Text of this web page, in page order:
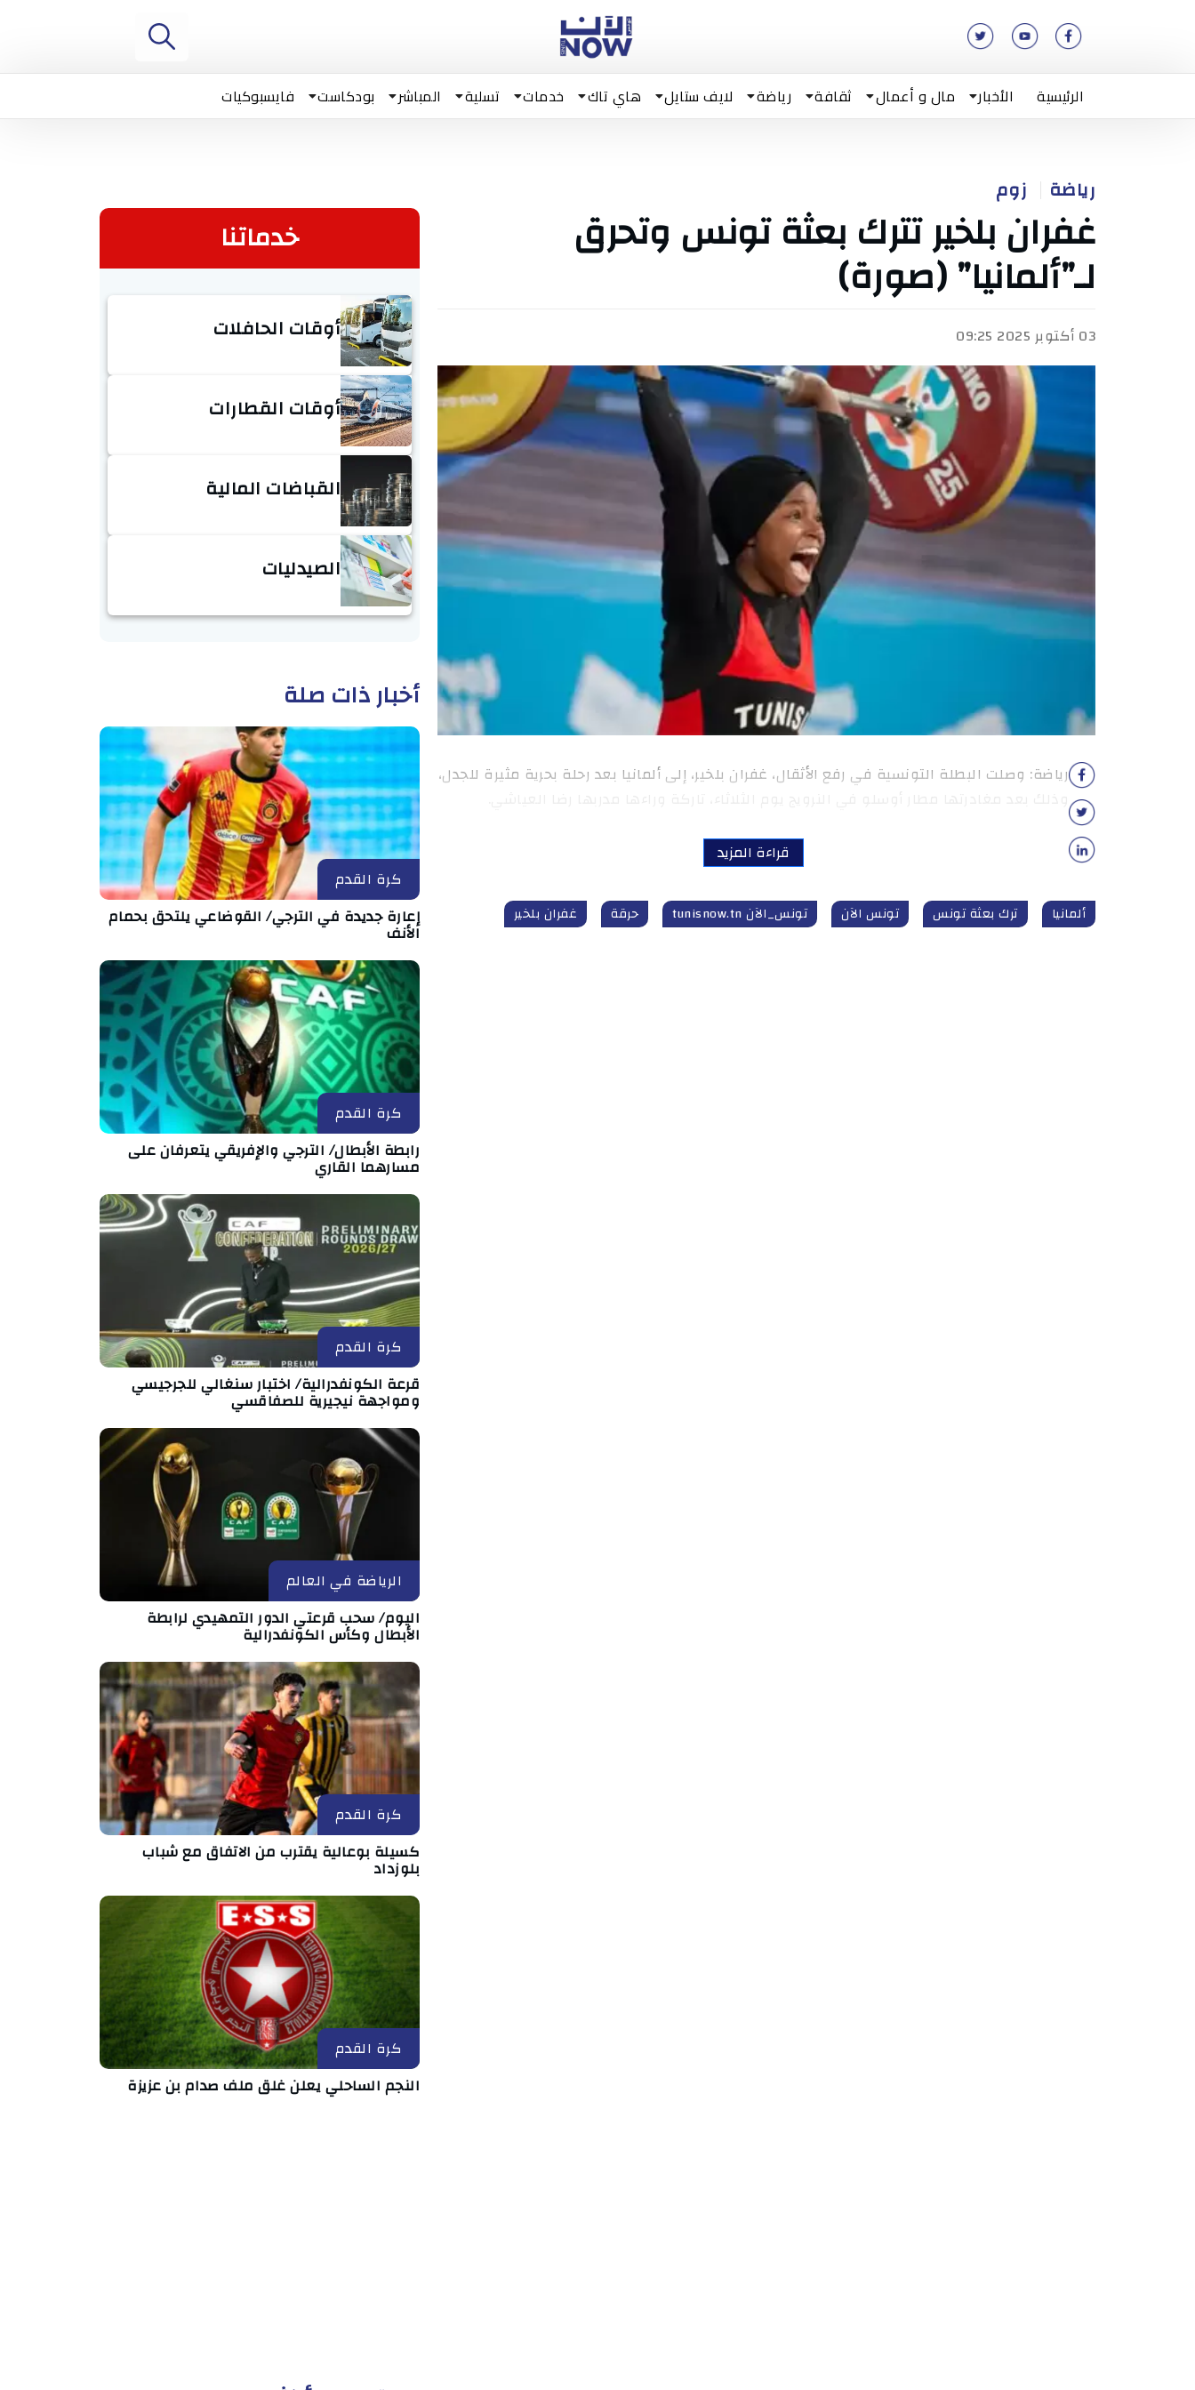
الرئيسية الأخبار مال و أعمال ثقافة رياضة لايف ستايل هاي تاك خدمات تسلية المباشر بودكاست فايسبوكيات
رياضة زوم
غفران بلخير تترك بعثة تونس وتحرق
لـ”ألمانيا” (صورة)
03 أكتوبر 2025 09:25
رياضة: وصلت البطلة التونسية في رفع الأثقال، غفران بلخير، إلى ألمانيا بعد رحلة بحرية مثيرة للجدل،
قراءة المزيد
ألمانيا ترك بعثة تونس تونس الآن تونس_الآن tunisnow.tn حرقة غفران بلخير
خدماتنا
أوقات الحافلات
أوقات القطارات
القباضات المالية
الصيدليات
أخبار ذات صلة
كرة القدم
إعارة جديدة في الترجي/ القوضاعي يلتحق بحمام
الأنف
كرة القدم
رابطة الأبطال/ الترجي والإفريقي يتعرفان على
مسارهما القاري
كرة القدم
قرعة الكونفدرالية/ اختبار سنغالي للجرجيسي
ومواجهة نيجيرية للصفاقسي
الرياضة في العالم
اليوم/ سحب قرعتي الدور التمهيدي لرابطة
الأبطال وكأس الكونفدرالية
كرة القدم
كسيلة بوعالية يقترب من الاتفاق مع شباب
بلوزداد
كرة القدم
النجم الساحلي يعلن غلق ملف صدام بن عزيزة